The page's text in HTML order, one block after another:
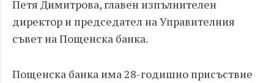
Петя Димитрова, главен изпълнителен
директор и председател на Управителния
съвет на Пощенска банка.
Пощенска банка има 28-годишно присъствие